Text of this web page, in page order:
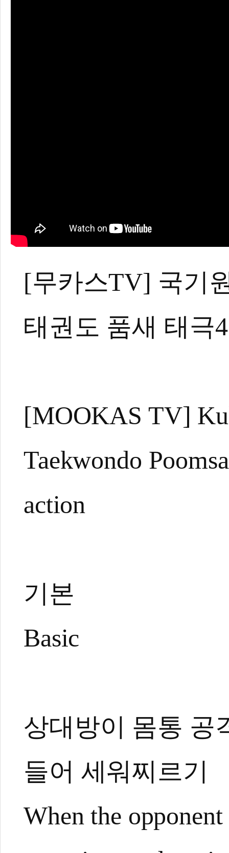
[무카스TV] 국기
태권도 품새 태극
[MOOKAS TV]
Taekwondo
action
기본
Basic
상대방이 몸통 공
들어 세워찌르기
When the
털백과사전
#Taekwondo #Poomsae
#Mookas
Kukkiwon
#Technology #Encyclopedia